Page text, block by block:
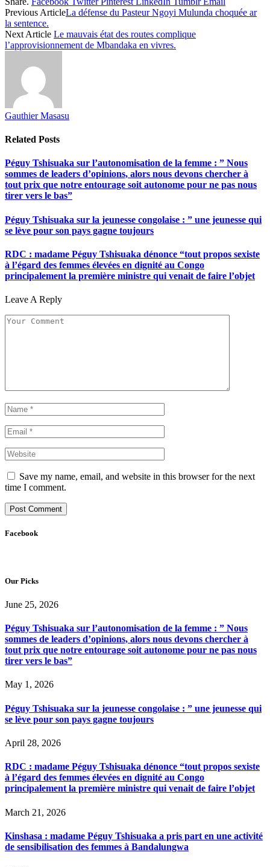
Share
Previous ArticleLa défense du Pasteur Ngoyi Mulunda choquée ar
la sentence.
Next Article Le mauvais état des routes complique
l’approvisionnement de Mbandaka en vivres.
Gauthier Masasu
Related Posts
Péguy Tshisuaka sur l’autonomisation de la femme : ” Nous
sommes de leaders d’opinions, alors nous devons chercher à
tout prix que notre entourage soit autonome pour ne pas nous
tirer vers le bas”
Péguy Tshisuaka sur la jeunesse congolaise : ” une jeunesse qui
se lève pour son pays gagne toujours
RDC : madame Péguy Tshisuaka dénonce “tout propos sexiste
à l’égard des femmes élevées en dignité au Congo
principalement la première ministre qui venait de faire l’objet
Leave A Reply
Save my name, email, and website in this browser for the next
time I comment.
Facebook
Our Picks
June 25, 2026
Péguy Tshisuaka sur l’autonomisation de la femme : ” Nous
sommes de leaders d’opinions, alors nous devons chercher à
tout prix que notre entourage soit autonome pour ne pas nous
tirer vers le bas”
May 1, 2026
Péguy Tshisuaka sur la jeunesse congolaise : ” une jeunesse qui
se lève pour son pays gagne toujours
April 28, 2026
RDC : madame Péguy Tshisuaka dénonce “tout propos sexiste
à l’égard des femmes élevées en dignité au Congo
principalement la première ministre qui venait de faire l’objet
March 21, 2026
Kinshasa : madame Péguy Tshisuaka a pris part en une activité
de sensibilisation des femmes à Bandalungwa